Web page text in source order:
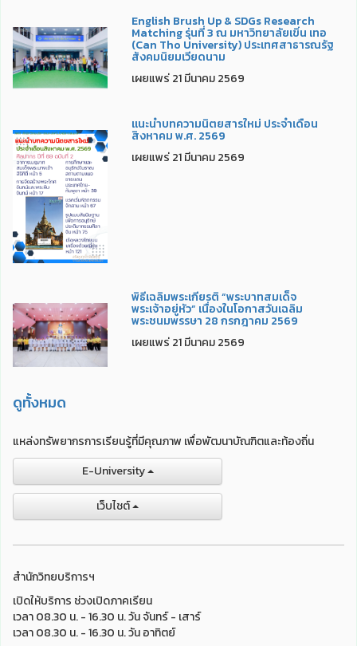
English Brush Up & SDGs Research
Matching รุ่นที่ 3 ณ มหาวิทยาลัยเขิ่น เทอ
(Can Tho University) ประเทศสาธารณรัฐ
สังคมนิยมเวียดนาม
เผยแพร่ 21 มีนาคม 2569
แนะนำบทความนิตยสารใหม่ ประจำเดือน
สิงหาคม พ.ศ. 2569
เผยแพร่ 21 มีนาคม 2569
พิธีเฉลิมพระเกียรติ “พระบาทสมเด็จ
พระเจ้าอยู่หัว” เนื่องในโอกาสวันเฉลิม
พระชนมพรรษา 28 กรกฎาคม 2569
เผยแพร่ 21 มีนาคม 2569
ดูทั้งหมด
แหล่งทรัพยากรการเรียนรู้ที่มีคุณภาพ เพื่อพัฒนาบัณฑิตและท้องถิ่น
E-University
เว็บไชต์
สำนักวิทยบริการฯ
เปิดให้บริการ ช่วงเปิดภาคเรียน
เวลา 08.30 น. - 16.30 น. วัน จันทร์ - เสาร์
เวลา 08.30 น. - 16.30 น. วัน อาทิตย์